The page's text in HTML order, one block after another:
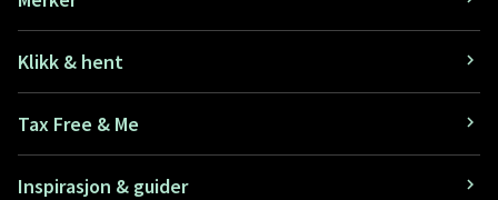
Klikk & hent
Tax Free & Me
Inspirasjon & guider